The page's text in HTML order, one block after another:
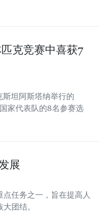
克竞赛中喜获7
坦阿斯塔纳举行的
家代表队的8名参赛选
展
任务之一，旨在提高人
团结。